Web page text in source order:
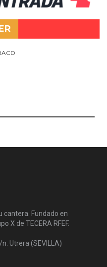
cantera. Fundado en
X de TECERA RFEF.
Utrera (SEVILLA)